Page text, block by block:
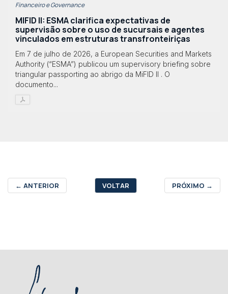
Financeiro e Governance
MIFID II: ESMA clarifica expectativas de
supervisão sobre o uso de sucursais e agentes
vinculados em estruturas transfronteiriças
Em 7 de julho de 2026, a European Securities and Markets
Authority (“ESMA”) publicou um supervisory briefing sobre
triangular passporting ao abrigo da MiFID II . O
documento...
← ANTERIOR VOLTAR PRÓXIMO →